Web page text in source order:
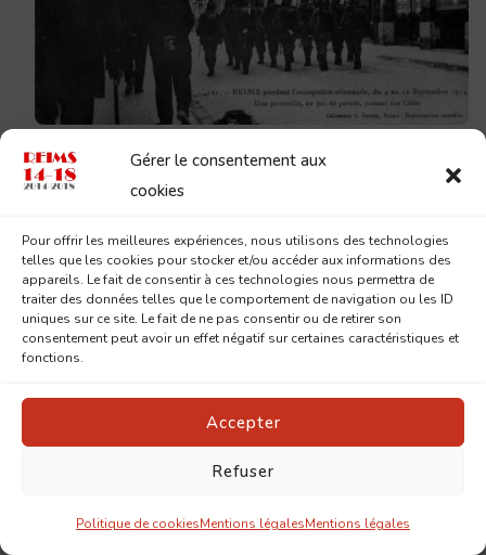
Gérer le consentement aux
cookies
Pour offrir les meilleures expériences, nous utilisons des technologies
telles que les cookies pour stocker et/ou accéder aux informations des
appareils. Le fait de consentir à ces technologies nous permettra de
traiter des données telles que le comportement de navigation ou les ID
uniques sur ce site. Le fait de ne pas consentir ou de retirer son
consentement peut avoir un effet négatif sur certaines caractéristiques et
fonctions.
Accepter
Refuser
Politique de cookiesMentions légalesMentions légales
Cardinal Luçon
Récit à posteriori du 27 septembre du Cardinal
Luçon :
Vendredi 4 – Etat Major allemand descendu au
Royale vers 2 h.
1er bombardement, avant d’entrer ; il y a eu des